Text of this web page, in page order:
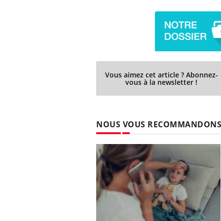
Vous aimez cet article ? Abonnez-
vous à la newsletter !
NOUS VOUS RECOMMANDONS